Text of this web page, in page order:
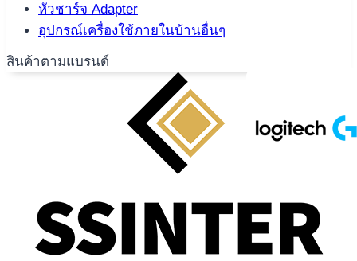
หัวชาร์จ Adapter
อุปกรณ์เครื่องใช้ภายในบ้านอื่นๆ
สินค้าตามแบรนด์